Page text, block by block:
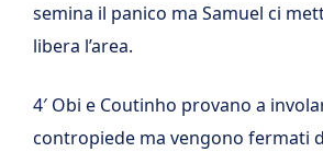
semina il panico ma Samuel ci
libera l’area.
4′ Obi e Coutinho provano a
contropiede ma vengono fermati